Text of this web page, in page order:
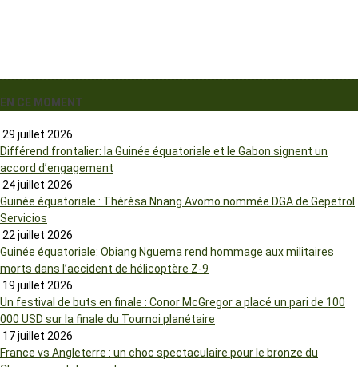
EN CE MOMENT
29 juillet 2026
Différend frontalier: la Guinée équatoriale et le Gabon signent un
accord d’engagement
24 juillet 2026
Guinée équatoriale : Thérèsa Nnang Avomo nommée DGA de Gepetrol
Servicios
22 juillet 2026
Guinée équatoriale: Obiang Nguema rend hommage aux militaires
morts dans l’accident de hélicoptère Z-9
19 juillet 2026
Un festival de buts en finale : Conor McGregor a placé un pari de 100
000 USD sur la finale du Tournoi planétaire
17 juillet 2026
France vs Angleterre : un choc spectaculaire pour le bronze du